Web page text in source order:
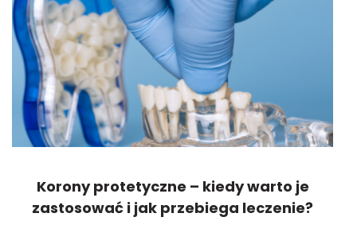
Korony protetyczne – kiedy warto je
zastosować i jak przebiega leczenie?